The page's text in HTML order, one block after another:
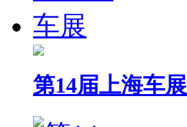
第14届上海车展